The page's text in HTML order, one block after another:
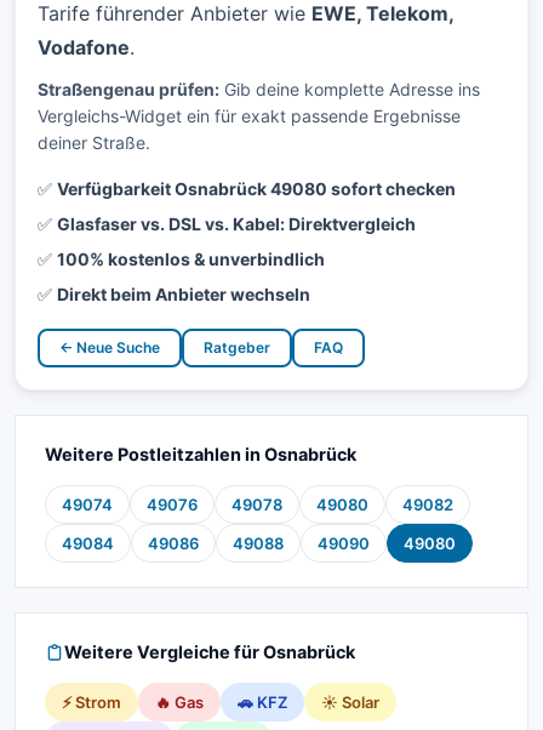
Tarife führender Anbieter wie EWE, Telekom,
Vodafone.
Straßengenau prüfen: Gib deine komplette Adresse ins
Vergleichs-Widget ein für exakt passende Ergebnisse
deiner Straße.
✅ Verfügbarkeit Osnabrück 49080 sofort checken
✅ Glasfaser vs. DSL vs. Kabel: Direktvergleich
✅ 100% kostenlos & unverbindlich
✅ Direkt beim Anbieter wechseln
← Neue Suche Ratgeber FAQ
Weitere Postleitzahlen in Osnabrück
49074 49076 49078 49080
49082
49084
49086 49088 49090 49080
Weitere Vergleiche für Osnabrück
⚡ Strom 🔥 Gas 🚗 KFZ
☀️ Solar